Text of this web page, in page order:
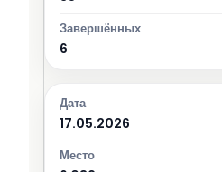
6
17.05.2026